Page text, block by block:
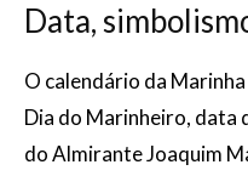
Data,
O calendário da
Dia do Marinheiro, data
do Almirante Joaquim